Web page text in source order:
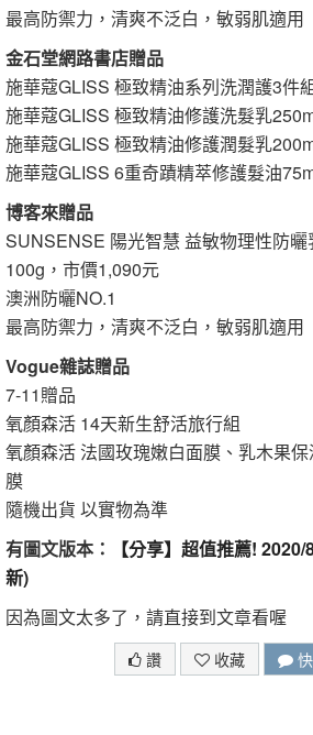
最高防禦力，清爽不泛白，敏弱肌適用
金石堂網路書店贈品
施華蔻GLISS 極致精油系列洗潤護3件
施華蔻GLISS 極致精油修護洗髮乳
施華蔻GLISS 極致精油修護潤髮乳
施華蔻GLISS 6重奇蹟精萃修護髮油
博客來贈品
SUNSENSE 陽光智慧 益敏物理性防
100g，市價1,090元
澳洲防曬NO.1
最高防禦力，清爽不泛白，敏弱肌適用
Vogue雜誌贈品
7-11贈品
氧顏森活 14天新生舒活旅行組
氧顏森活 法國玫瑰嫩白面膜、乳木果
膜
隨機出貨 以實物為準
有圖文版本：
【分享】超值推薦!
新)
因為圖文太多了，請直接到文章看喔
讚 收藏